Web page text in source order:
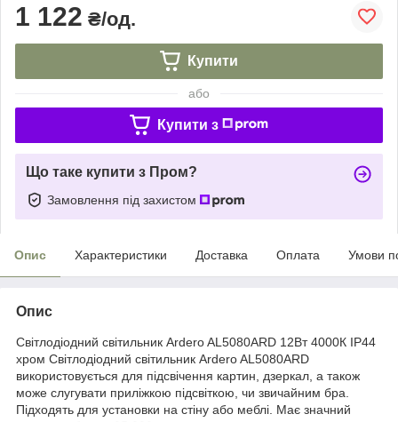
1 122 ₴/од.
Купити
або
Купити з
Що таке купити з Пром?
Замовлення під захистом
Опис Характеристики Доставка Оплата Умови
Опис
Світлодіодний світильник Ardero AL5080ARD 12Вт 4000К IP44
хром Світлодіодний світильник Ardero AL5080ARD
використовується для підсвічення картин, дзеркал, а також
може слугувати приліжкою підсвіткою, чи звичайним бра.
Підходять для установки на стіну або меблі. Має значний